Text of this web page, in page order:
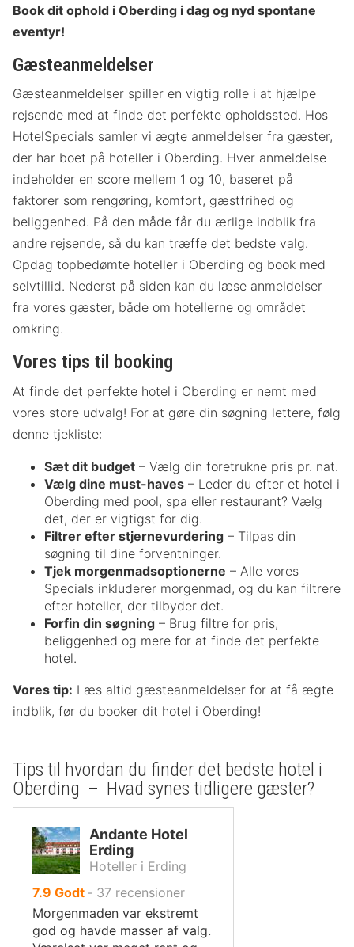
Book dit ophold i Oberding i dag og nyd spontane
eventyr!
Gæsteanmeldelser
Gæsteanmeldelser spiller en vigtig rolle i at hjælpe
rejsende med at finde det perfekte opholdssted. Hos
HotelSpecials samler vi ægte anmeldelser fra gæster,
der har boet på hoteller i Oberding. Hver anmeldelse
indeholder en score mellem 1 og 10, baseret på
faktorer som rengøring, komfort, gæstfrihed og
beliggenhed. På den måde får du ærlige indblik fra
andre rejsende, så du kan træffe det bedste valg.
Opdag topbedømte hoteller i Oberding og book med
selvtillid. Nederst på siden kan du læse anmeldelser
fra vores gæster, både om hotellerne og området
omkring.
Vores tips til booking
At finde det perfekte hotel i Oberding er nemt med
vores store udvalg! For at gøre din søgning lettere, følg
denne tjekliste:
Sæt dit budget – Vælg din foretrukne pris pr. nat.
Vælg dine must-haves – Leder du efter et hotel i
Oberding med pool, spa eller restaurant? Vælg
det, der er vigtigst for dig.
Filtrer efter stjernevurdering – Tilpas din
søgning til dine forventninger.
Tjek morgenmadsoptionerne – Alle vores
Specials inkluderer morgenmad, og du kan filtrere
efter hoteller, der tilbyder det.
Forfin din søgning – Brug filtre for pris,
beliggenhed og mere for at finde det perfekte
hotel.
Vores tip: Læs altid gæsteanmeldelser for at få ægte
indblik, før du booker dit hotel i Oberding!
Tips til hvordan du finder det bedste hotel i
Oberding – Hvad synes tidligere gæster?
Andante Hotel
Erding
Hoteller i Erding
7.9 ud
af
10,
Godt ‐ 37 recensioner
Morgenmaden var ekstremt
god og havde masser af valg.